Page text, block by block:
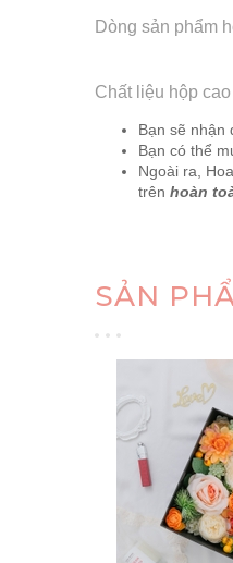
Dòng sản phẩm
Chất liệu hộp
Bạn sẽ nhận
Bạn có thể
Ngoài ra,
trên hoàn
SẢN